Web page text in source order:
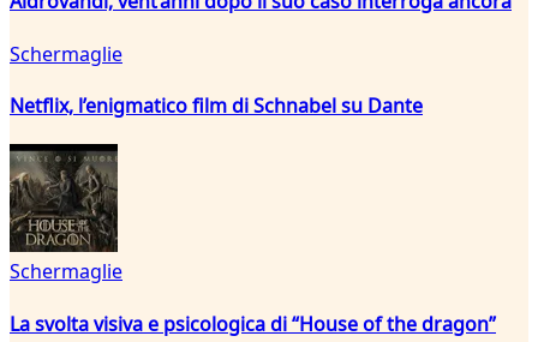
Schermaglie
Netflix, l’enigmatico film di Schnabel su Dante
Schermaglie
La svolta visiva e psicologica di “House of the dragon”